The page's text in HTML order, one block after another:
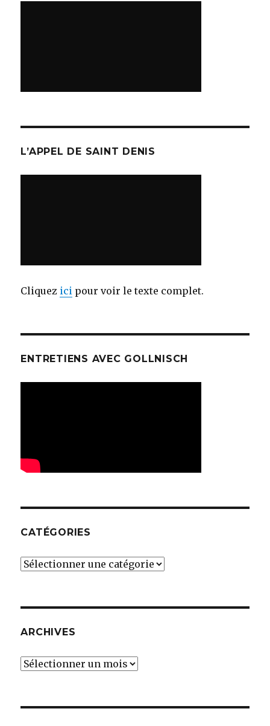
L’APPEL DE SAINT DENIS
Cliquez ici pour voir le texte complet.
ENTRETIENS AVEC GOLLNISCH
CATÉGORIES
Catégories
ARCHIVES
Archives